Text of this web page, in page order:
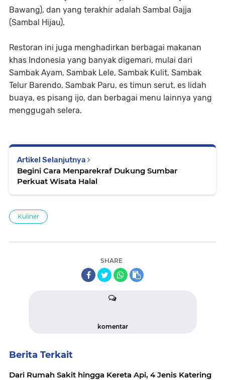
Bawang), dan yang terakhir adalah Sambal Gajja
(Sambal Hijau).
Restoran ini juga menghadirkan berbagai makanan
khas Indonesia yang banyak digemari, mulai dari
Sambak Ayam, Sambak Lele, Sambak Kulit, Sambak
Telur Barendo, Sambak Paru, es timun serut, es lidah
buaya, es pisang ijo, dan berbagai menu lainnya yang
menggugah selera.
Artikel Selanjutnya
Begini Cara Menparekraf Dukung Sumbar
Perkuat Wisata Halal
Kuliner
SHARE
komentar
Berita Terkait
Dari Rumah Sakit hingga Kereta Api, 4 Jenis Katering